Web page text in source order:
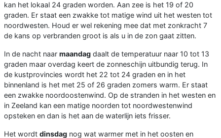
kan het lokaal 24 graden worden. Aan zee is het 19 of 20
graden. Er staat een zwakke tot matige wind uit het westen tot
noordwesten. Houd er wel rekening mee dat met zonkracht 7
de kans op verbranden groot is als u in de zon gaat zitten.
In de nacht naar maandag daalt de temperatuur naar 10 tot 13
graden maar overdag keert de zonneschijn uitbundig terug. In
de kustprovincies wordt het 22 tot 24 graden en in het
binnenland is het met 25 of 26 graden zomers warm. Er staat
een zwakke noordoostenwind. Op de stranden in het westen en
in Zeeland kan een matige noorden tot noordwestenwind
opsteken en dan is het aan de waterlijn iets frisser.
Het wordt dinsdag nog wat warmer met in het oosten en